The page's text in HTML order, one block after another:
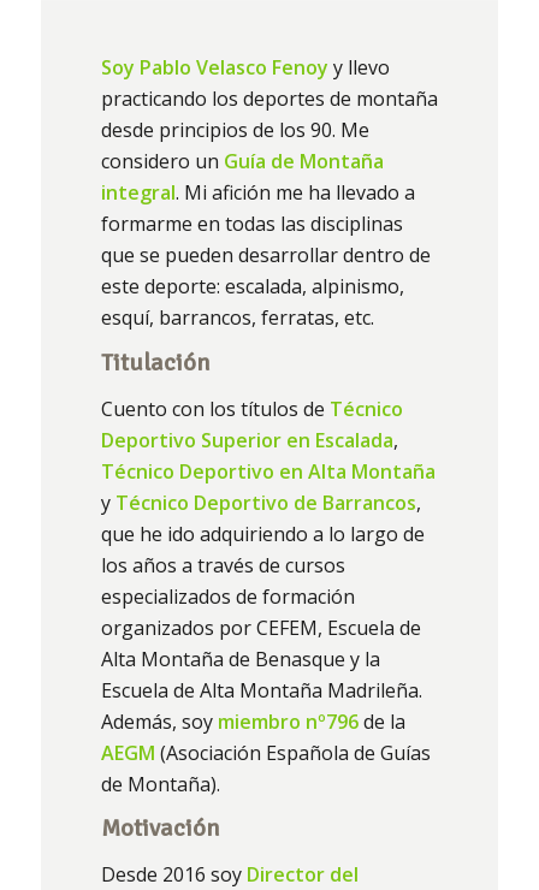
Soy Pablo Velasco Fenoy y llevo
practicando los deportes de montaña
desde principios de los 90. Me
considero un Guía de Montaña
integral. Mi afición me ha llevado a
formarme en todas las disciplinas
que se pueden desarrollar dentro de
este deporte: escalada, alpinismo,
esquí, barrancos, ferratas, etc.
Titulación
Cuento con los títulos de Técnico
Deportivo Superior en Escalada,
Técnico Deportivo en Alta Montaña
y Técnico Deportivo de Barrancos,
que he ido adquiriendo a lo largo de
los años a través de cursos
especializados de formación
organizados por CEFEM, Escuela de
Alta Montaña de Benasque y la
Escuela de Alta Montaña Madrileña.
Además, soy miembro nº796de la
AEGM (Asociación Española de Guías
de Montaña).
Motivación
Desde 2016 soy Director del